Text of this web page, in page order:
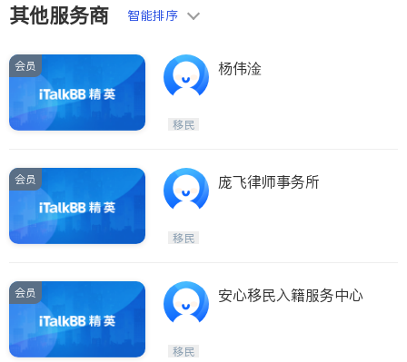
Riverside
Santa Barbara & Monterey
合同、刑事案件全包办
其他服务商 智能排序
会员 杨伟淦
移民
会员 庞飞律师事务所
移民
会员 安心移民入籍服务中心
移民